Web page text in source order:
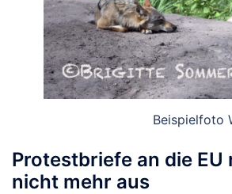
Beispielfoto
Protestbriefe an die EU
nicht mehr aus